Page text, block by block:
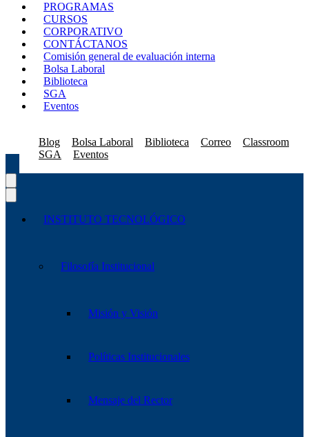
PROGRAMAS
CURSOS
CORPORATIVO
CONTÁCTANOS
Comisión general de evaluación interna
Bolsa Laboral
Biblioteca
SGA
Eventos
Blog Bolsa Laboral Biblioteca Correo
Classroom
SGA
Eventos
INSTITUTO TECNOLÓGICO
Filosofía Institucional
Misión y Visión
Políticas Institucionales
Mensaje del Rector